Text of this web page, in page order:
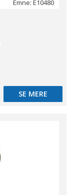
Emne: E10480
SE MERE
SE MERE